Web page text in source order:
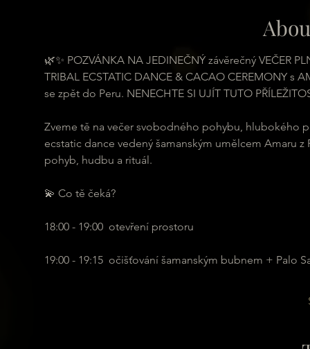
🌿✨ POZVÁNKA NA JEDINEČNÝ závěrečný VEČER
TRIBAL ECSTATIC DANCE & CACAO CEREMONY s
se zpět do Peru. NENECHTE SI UJÍT TUTO
Zveme tě na večer svobodného pohybu, hlubokého
ecstatic dance vedený šamanským umělcem Amaru
pohyb, hudbu a rituál.
💫 Co tě čeká?
18:00 - 19:00  otevření prostoru
19:00 - 19:15  očišťování šamanským bubnem + Palo